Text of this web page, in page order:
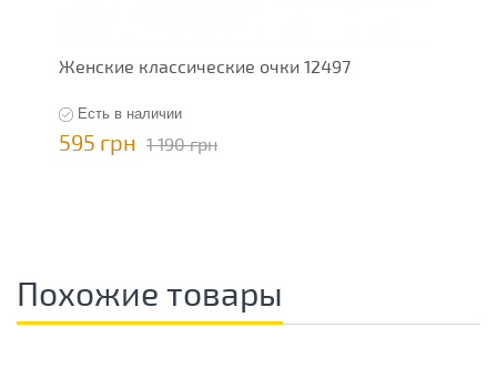
Женские классические очки 12497
Есть в наличии
595 грн 1 190 грн
Похожие товары